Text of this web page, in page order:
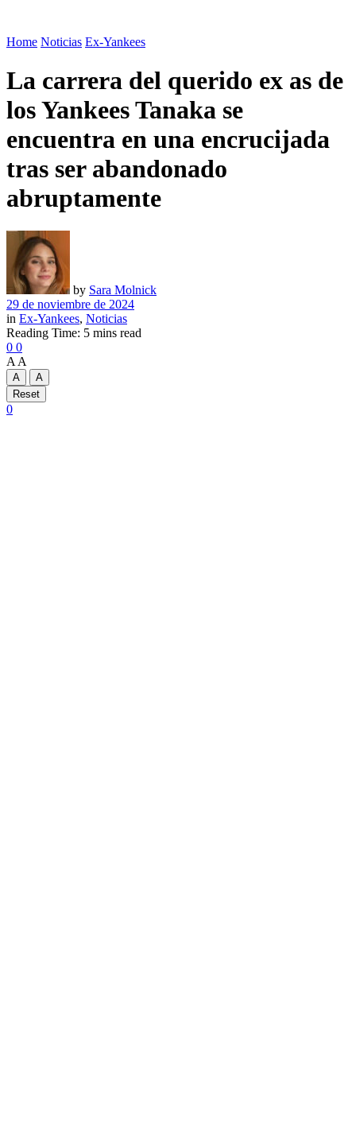
Home Noticias Ex-Yankees
La carrera del querido ex as de
los Yankees Tanaka se
encuentra en una encrucijada
tras ser abandonado
abruptamente
by Sara Molnick
29 de noviembre de 2024
in Ex-Yankees, Noticias
Reading Time: 5 mins read
0 0
A A
A
A
Reset
0